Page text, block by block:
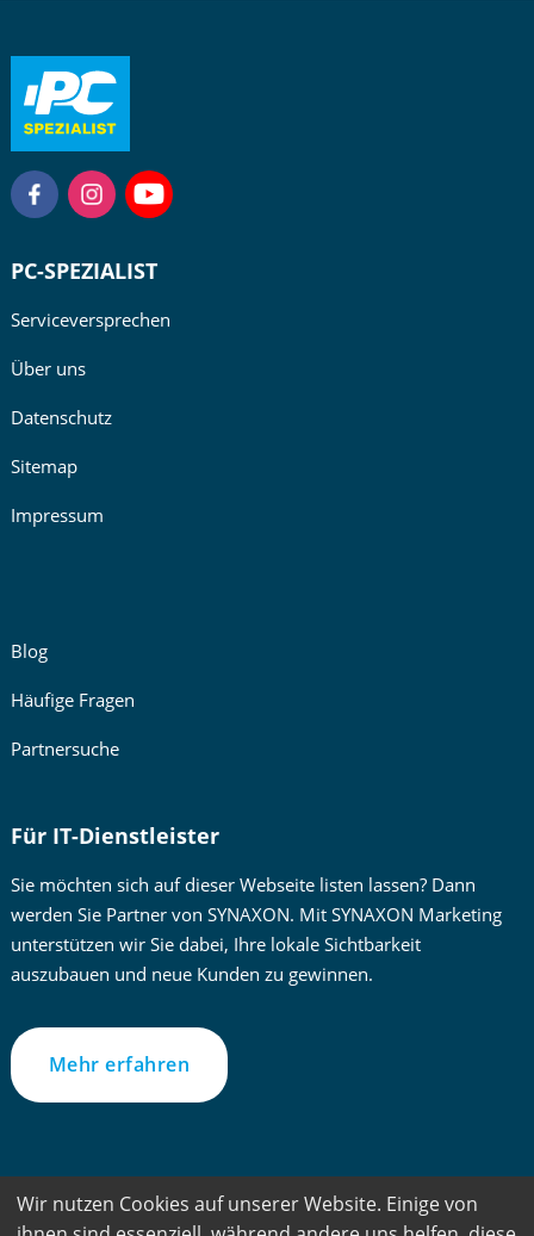
PC-SPEZIALIST
Serviceversprechen
Über uns
Datenschutz
Sitemap
Impressum
Blog
Häufige Fragen
Partnersuche
Für IT-Dienstleister
Sie möchten sich auf dieser Webseite listen lassen? Dann
werden Sie Partner von SYNAXON. Mit SYNAXON Marketing
unterstützen wir Sie dabei, Ihre lokale Sichtbarkeit
auszubauen und neue Kunden zu gewinnen.
Mehr erfahren
Gemeint sind jedoch immer alle Geschlechter und
Wir nutzen Cookies auf unserer Website. Einige von